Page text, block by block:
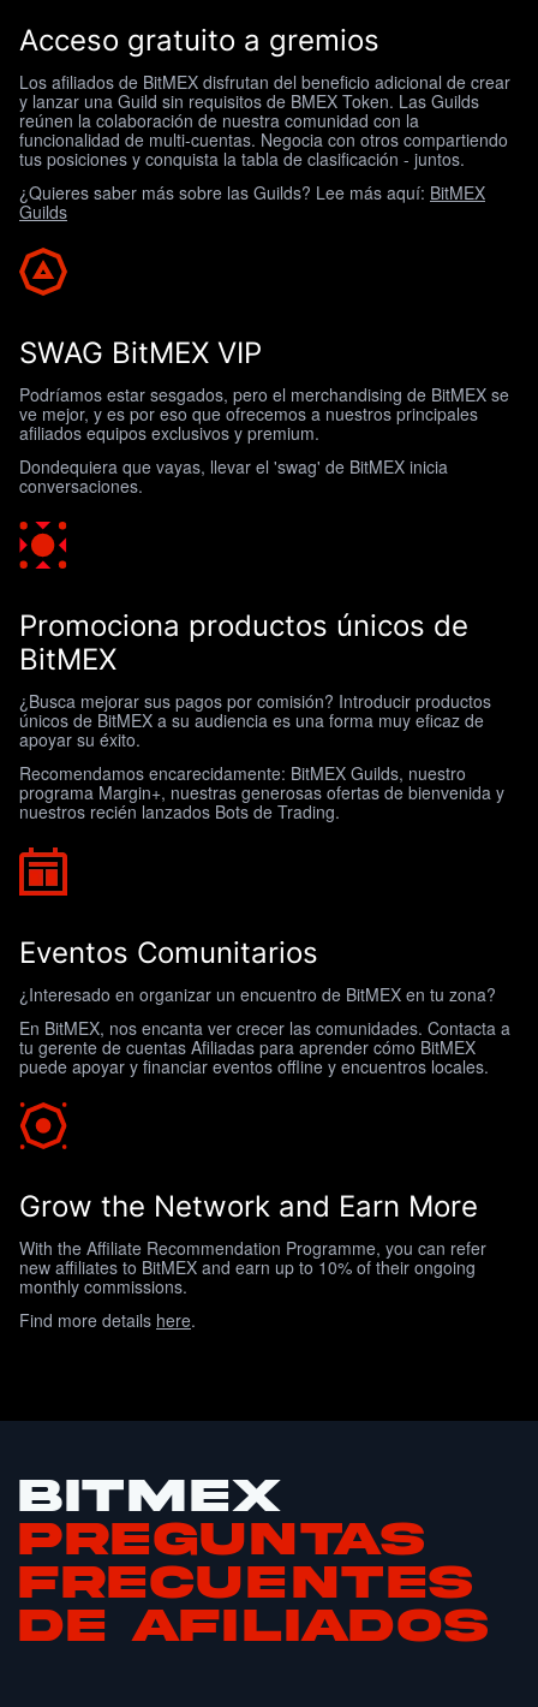
Acceso gratuito a gremios
Los afiliados de BitMEX disfrutan del beneficio adicional de crear
y lanzar una Guild sin requisitos de BMEX Token. Las Guilds
reúnen la colaboración de nuestra comunidad con la
funcionalidad de multi-cuentas. Negocia con otros compartiendo
tus posiciones y conquista la tabla de clasificación - juntos.
¿Quieres saber más sobre las Guilds? Lee más aquí: BitMEX
Guilds
SWAG BitMEX VIP
Podríamos estar sesgados, pero el merchandising de BitMEX se
ve mejor, y es por eso que ofrecemos a nuestros principales
afiliados equipos exclusivos y premium.
Dondequiera que vayas, llevar el 'swag' de BitMEX inicia
conversaciones.
Promociona productos únicos de
BitMEX
¿Busca mejorar sus pagos por comisión? Introducir productos
únicos de BitMEX a su audiencia es una forma muy eficaz de
apoyar su éxito.
Recomendamos encarecidamente: BitMEX Guilds, nuestro
programa Margin+, nuestras generosas ofertas de bienvenida y
nuestros recién lanzados Bots de Trading.
Eventos Comunitarios
¿Interesado en organizar un encuentro de BitMEX en tu zona?
En BitMEX, nos encanta ver crecer las comunidades. Contacta a
tu gerente de cuentas Afiliadas para aprender cómo BitMEX
puede apoyar y financiar eventos offline y encuentros locales.
Grow the Network and Earn More
With the Affiliate Recommendation Programme, you can refer
new affiliates to BitMEX and earn up to 10% of their ongoing
monthly commissions.
Find more details here.
BitMEX
Preguntas
Frecuentes
de Afiliados